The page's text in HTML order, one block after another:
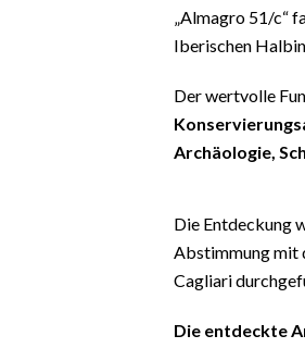
„Almagro 51/c“
Iberischen
Der wertvolle
Archäologie,
Die Entdeckung
Abstimmung mit
Cagliari
Die entdeckte